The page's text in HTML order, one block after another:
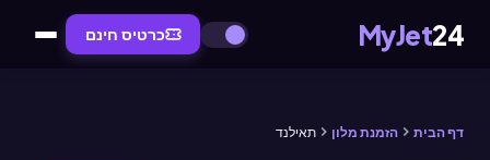
MyJet24 כרטיס חינם
דף הבית הזמנת מלון תאילנד